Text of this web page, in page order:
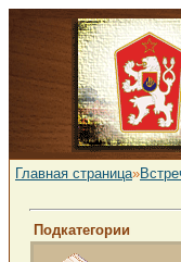
Главная страница»
Подкатегории